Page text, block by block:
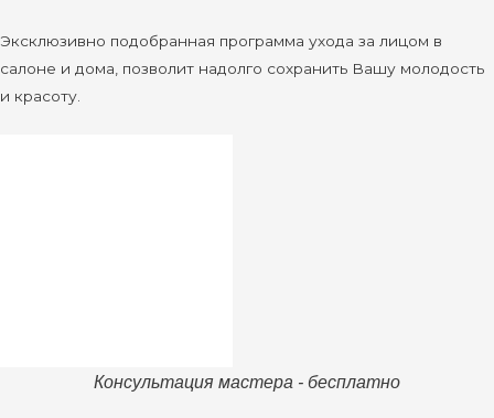
Эксклюзивно подобранная программа ухода за лицом в
салоне и дома, позволит надолго сохранить Вашу молодость
и красоту.
Консультация мастера - бесплатно